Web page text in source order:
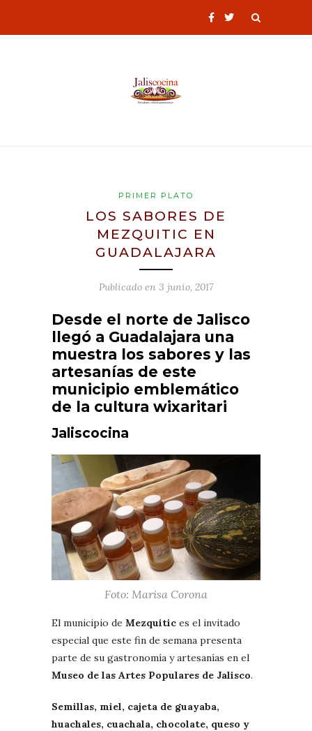
PRIMER PLATO
LOS SABORES DE
MEZQUITIC EN
GUADALAJARA
Publicado en 3 junio, 2017
Desde el norte de Jalisco
llegó a Guadalajara una
muestra los sabores y las
artesanías de este
municipio emblemático
de la cultura wixaritari
Jaliscocina
Foto: Marisa Corona
El municipio de Mezquitic es el invitado
especial que este fin de semana presenta
parte de su gastronomía y artesanías en el
Museo de las Artes Populares de Jalisco.
Semillas, miel, cajeta de guayaba,
huachales, cuachala, chocolate, queso y